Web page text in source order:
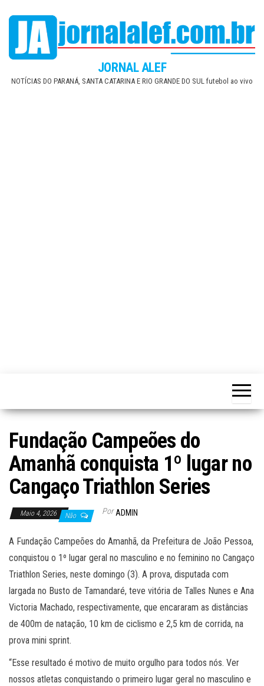
content
JORNAL ALEF
NOTÍCIAS DO PARANÁ, SANTA CATARINA E RIO GRANDE DO SUL futebol ao vivo
Fundação Campeões do
Amanhã conquista 1º lugar no
Cangaço Triathlon Series
Maio 4, 2026 Não Por ADMIN
A Fundação Campeões do Amanhã, da Prefeitura de João Pessoa,
conquistou o 1º lugar geral no masculino e no feminino no Cangaço
Triathlon Series, neste domingo (3). A prova, disputada com
largada no Busto de Tamandaré, teve vitória de Talles Nunes e Ana
Victoria Machado, respectivamente, que encararam as distâncias
de 400m de natação, 10 km de ciclismo e 2,5 km de corrida, na
prova mini sprint.
“Esse resultado é motivo de muito orgulho para todos nós. Ver
nossos atletas conquistando o primeiro lugar geral no masculino e